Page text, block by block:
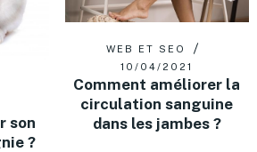
son
?
WEB ET SEO
10/04/2021
Comment améliorer la
circulation sanguine
dans les jambes ?